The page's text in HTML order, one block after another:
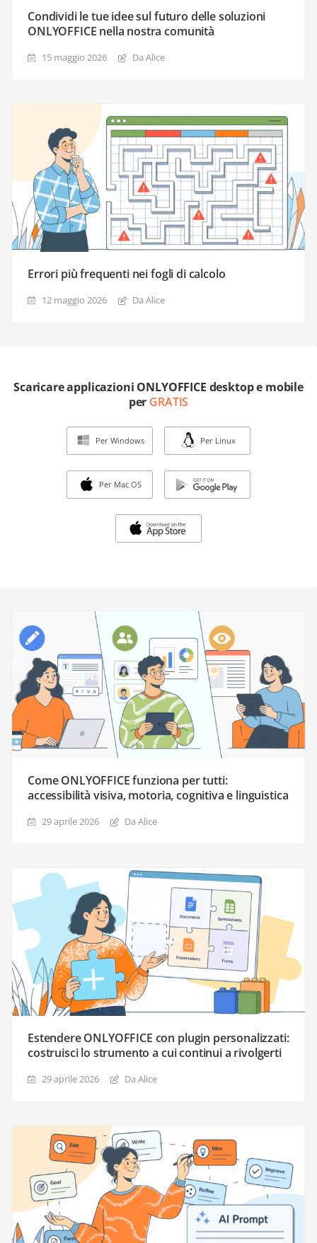
Condividi le tue idee sul futuro delle soluzioni
ONLYOFFICE nella nostra comunità
15 maggio 2026 Da Alice
Errori più frequenti nei fogli di calcolo
12 maggio 2026 Da Alice
Scaricare applicazioni ONLYOFFICE desktop e mobile
per GRATIS
Per Windows Per Linux
Per Mac OS
Come ONLYOFFICE funziona per tutti:
accessibilità visiva, motoria, cognitiva e linguistica
29 aprile 2026 Da Alice
Estendere ONLYOFFICE con plugin personalizzati:
costruisci lo strumento a cui continui a rivolgerti
29 aprile 2026 Da Alice